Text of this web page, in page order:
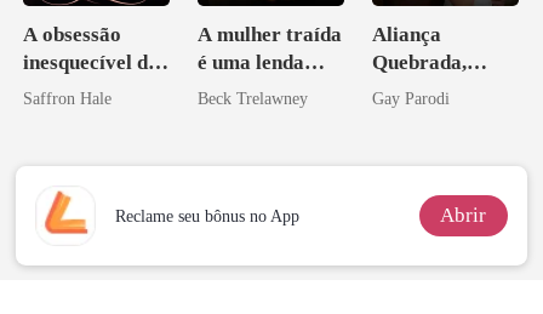
A obsessão
inesquecível do
magnata
Saffron Hale
A mulher traída
é uma lenda
mundial
Beck Trelawney
Aliança
Quebrada,
Segredos
Gay Parodi
Reclame seu bônus no App Abrir